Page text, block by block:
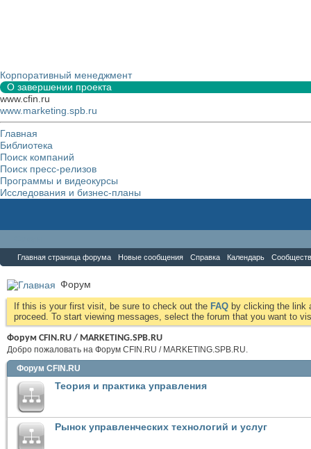
Корпоративный менеджмент
О завершении проекта
www.cfin.ru
www.marketing.spb.ru
Главная
Библиотека
Поиск компаний
Поиск пресс-релизов
Программы и видеокурсы
Исследования и бизнес-планы
Главная страница форума Новые сообщения Справка Календарь
Форум
If this is your first visit, be sure to check out the FAQ by clicking the link
proceed. To start viewing messages, select the forum that you want to
Форум CFIN.RU / MARKETING.SPB.RU
Добро пожаловать на Форум CFIN.RU / MARKETING.SPB.RU.
Форум CFIN.RU
Теория и практика управления
Рынок управленческих технологий и услуг